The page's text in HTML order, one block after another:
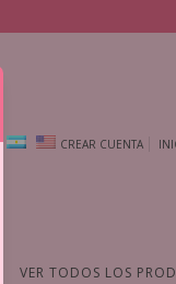
CREAR CUENTA
VER TODOS LOS